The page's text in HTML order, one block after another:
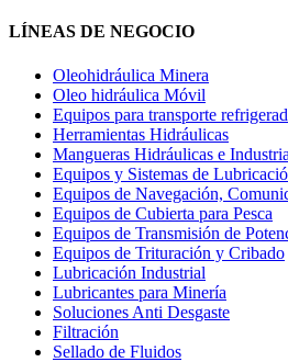
LÍNEAS DE NEGOCIO
Oleohidráulica Minera
Oleo hidráulica Móvil
Equipos para transporte
Herramientas Hidráulicas
Mangueras Hidráulicas e
Equipos y Sistemas de
Equipos de Navegación,
Equipos de Cubierta para Pesca
Equipos de Transmisión de
Equipos de Trituración y Cribado
Lubricación Industrial
Lubricantes para Minería
Soluciones Anti Desgaste
Filtración
Sellado de Fluidos